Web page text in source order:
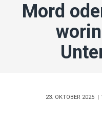
Mord
23. OKTOBER 2025